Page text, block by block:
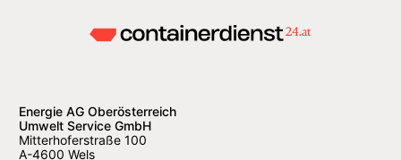
Energie AG Oberösterreich
Umwelt Service GmbH
Mitterhoferstraße 100
A-4600 Wels